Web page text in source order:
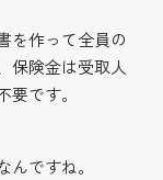
を作って全員の
保険金は受取人
です。
ですね。